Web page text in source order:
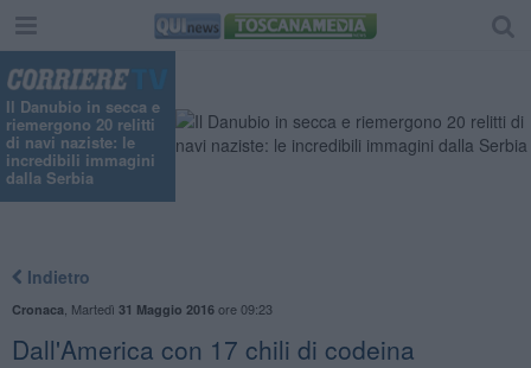
Il Danubio in secca e
riemergono 20 relitti
di navi naziste: le
incredibili immagini
dalla Serbia
Indietro
Cronaca Martedì 31 Maggio 2016ore 09:23
Dall'America con 17 chili di codeina